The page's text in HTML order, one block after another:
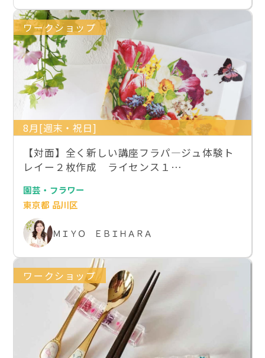
ワークショップ
8月[週末・祝日]
【対面】全く新しい講座フラパ―ジュ体験ト
レイー２枚作成 ライセンス１…
園芸・フラワー
東京都 品川区
ＭＩＹＯ ＥＢＩＨＡＲＡ
ワークショップ